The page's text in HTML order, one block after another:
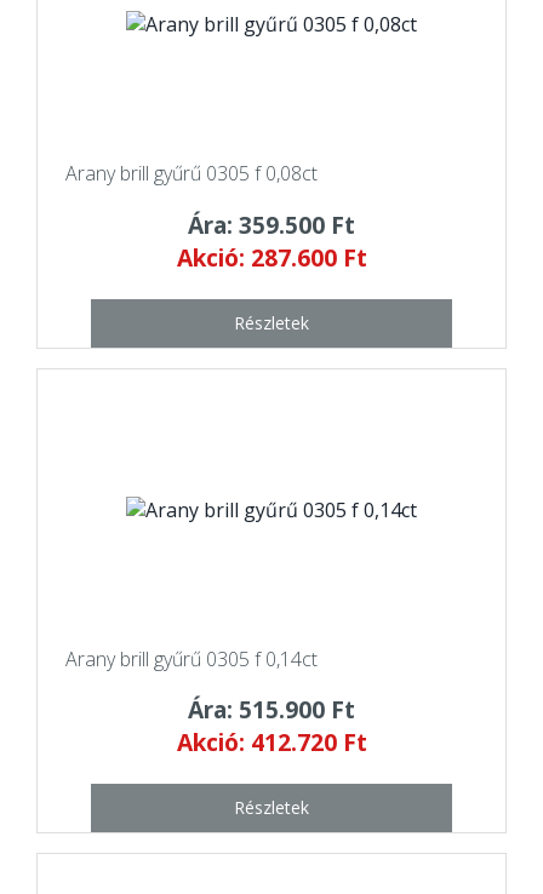
Arany brill gyűrű 0305 f 0,08ct
Ára: 359.500 Ft
Akció: 287.600 Ft
Részletek
Arany brill gyűrű 0305 f 0,14ct
Ára: 515.900 Ft
Akció: 412.720 Ft
Részletek